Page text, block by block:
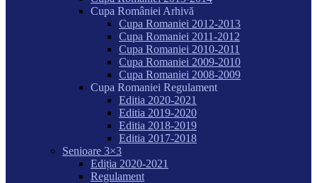
Cupa României Arhivă
Cupa Romaniei 2012-2013
Cupa Romaniei 2011-2012
Cupa Romaniei 2010-2011
Cupa Romaniei 2009-2010
Cupa Romaniei 2008-2009
Cupa Romaniei Regulament
Editia 2020-2021
Editia 2019-2020
Editia 2018-2019
Editia 2017-2018
Senioare 3×3
Ediția 2020-2021
Regulament